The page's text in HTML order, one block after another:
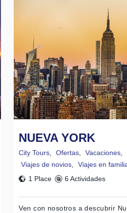
NUEVA YORK
City Tours Ofertas Vacaciones
Viajes de novios
Viajes en
1 Place
6 Actividades
Ven con nosotros a descubrir